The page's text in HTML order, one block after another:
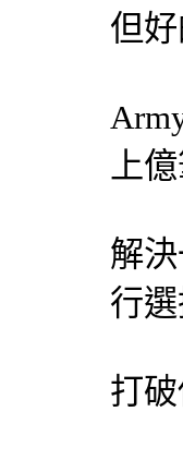
但
上
解
行
打